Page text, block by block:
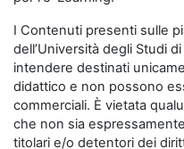
I Contenuti presenti sulle
dell’Università degli Studi
intendere destinati
didattico e non possono
commerciali. È vietata
che non sia
titolari e/o detentori dei